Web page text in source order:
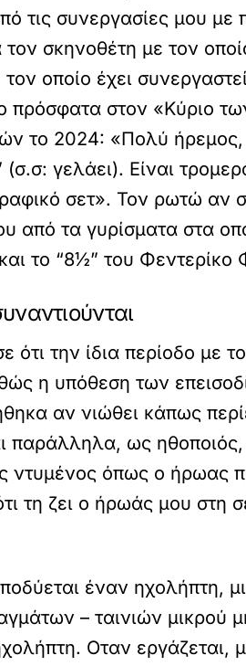
τις συνεργασίες μου
σκηνοθέτη με τον
οποίο έχει
πρόσφατα στον «Κύριο
το 2024: «Πολύ
γελάει). Είναι
σετ». Τον ρωτώ αν
από τα γυρίσματα στα
το “8½” του
ότι την ίδια περίοδο με
η υπόθεση των
αν νιώθει κάπως
ως
ντυμένος όπως ο ήρωας
τη ζει ο ήρωάς μου στη
έναν ηχολήπτη,
– ταινιών μικρού
Οταν εργάζεται,